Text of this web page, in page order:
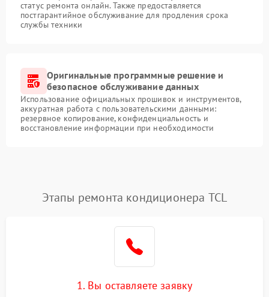
статус ремонта онлайн. Также предоставляется
постгарантийное обслуживание для продления срока
службы техники
Оригинальные программные решение и
безопасное обслуживание данных
Использование официальных прошивок и инструментов,
аккуратная работа с пользовательскими данными:
резервное копирование, конфиденциальность и
восстановление информации при необходимости
Этапы ремонта кондиционера TCL
1. Вы оставляете заявку